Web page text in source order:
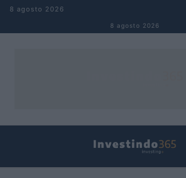
Pular para o conteúdo
8 agosto 2026
8 agosto 2026